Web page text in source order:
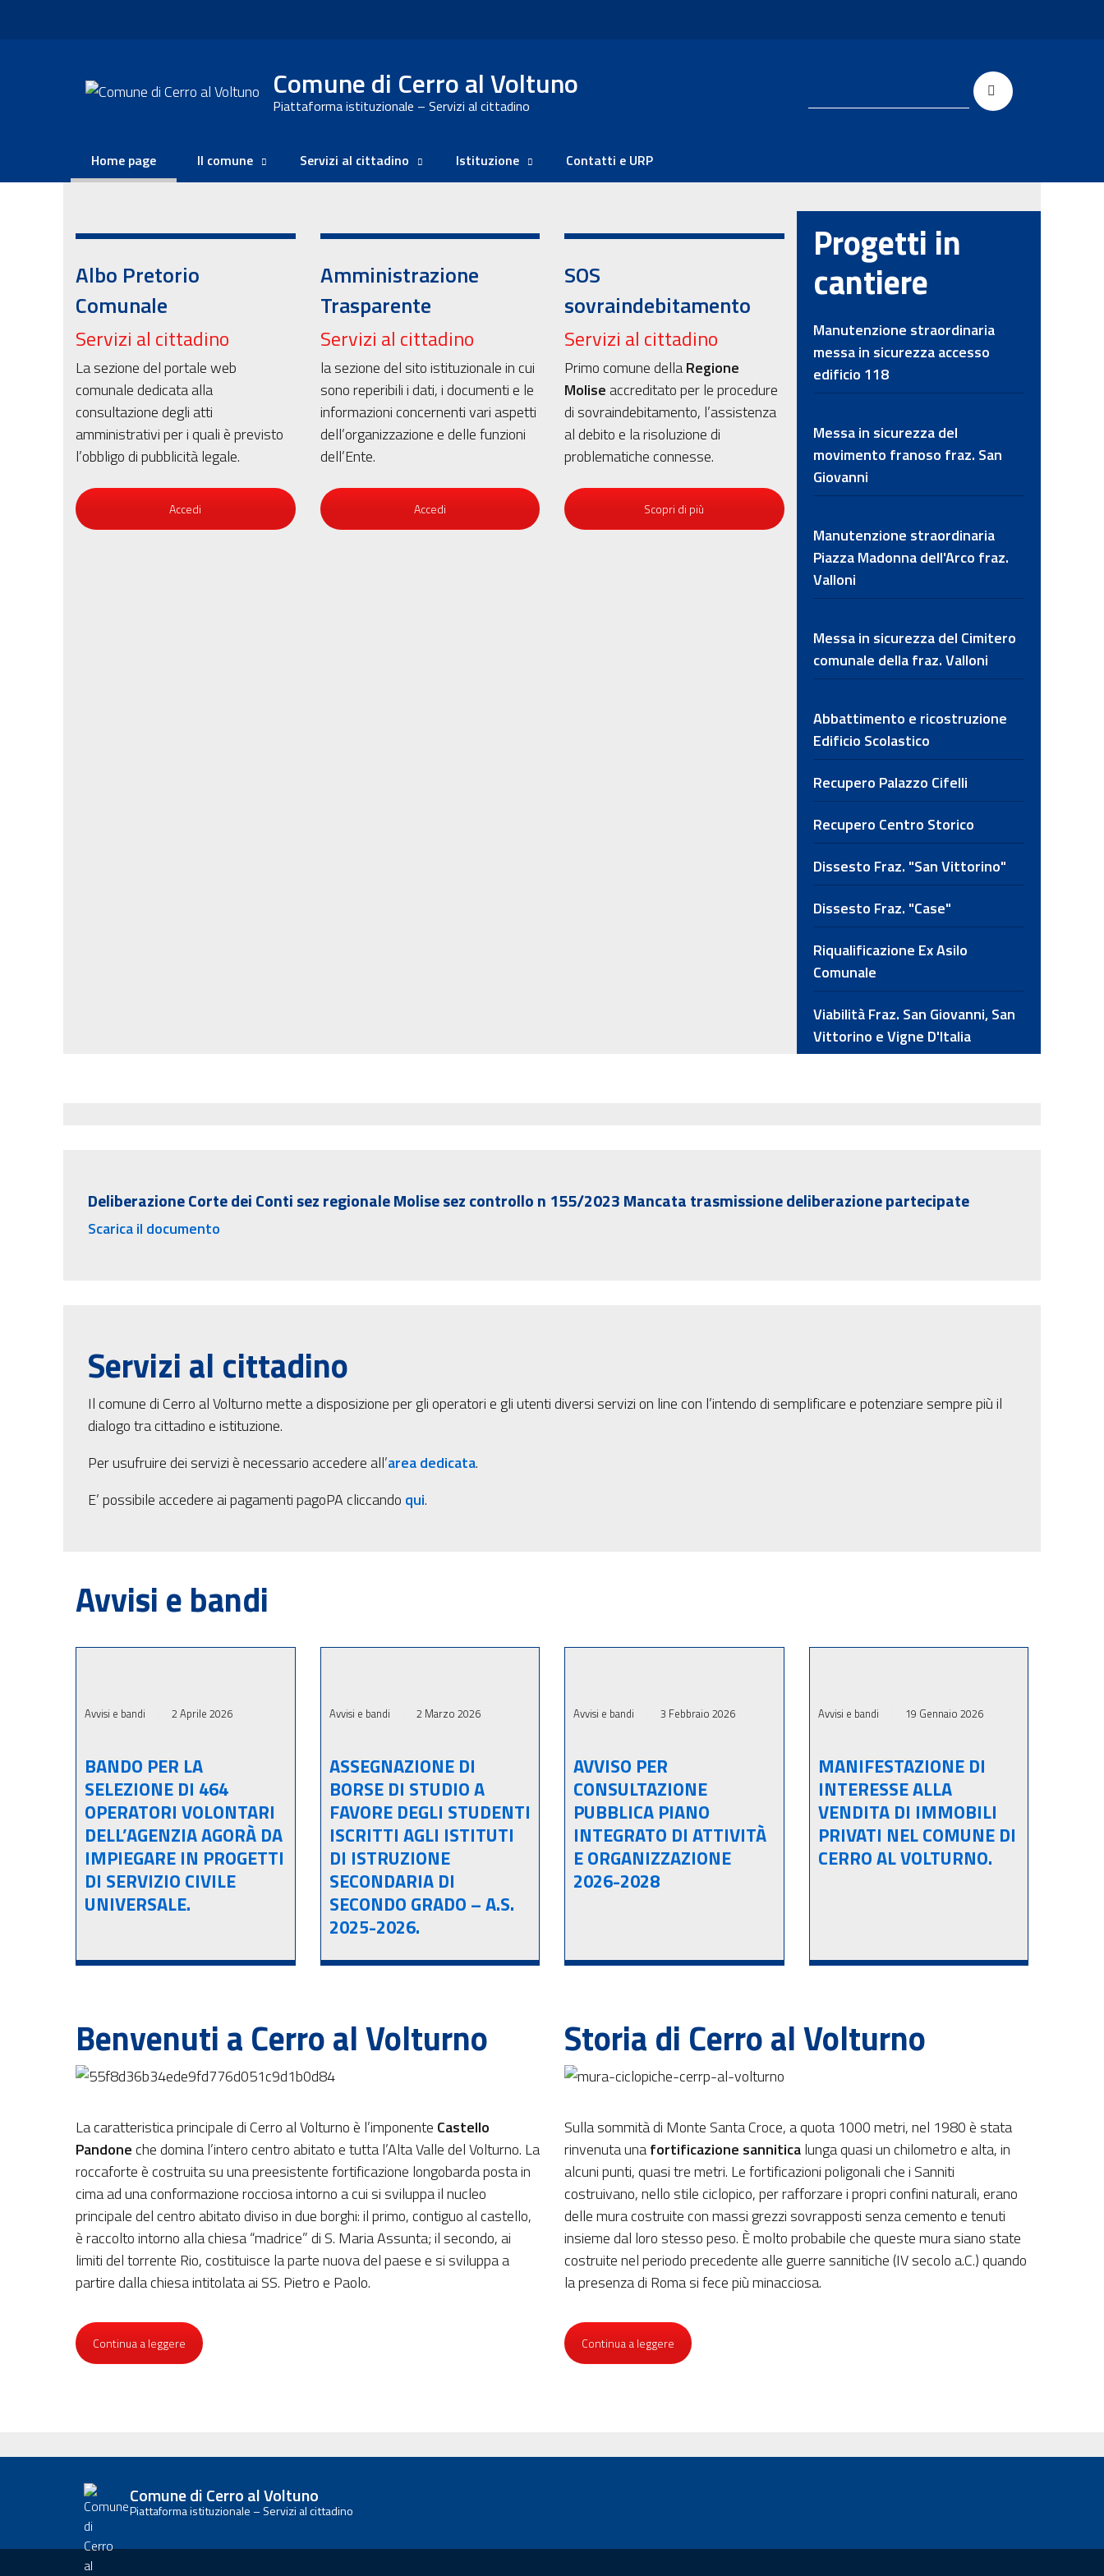
Comune di Cerro al Voltuno
Piattaforma istituzionale – Servizi al cittadino
Home page Il comune Servizi al cittadino Istituzione Contatti e URP
Albo Pretorio
Comunale
Servizi al cittadino
La sezione del portale web
comunale dedicata alla
consultazione degli atti
amministrativi per i quali è previsto
l’obbligo di pubblicità legale.
Accedi
Amministrazione
Trasparente
Servizi al cittadino
la sezione del sito istituzionale in cui
sono reperibili i dati, i documenti e le
informazioni concernenti vari aspetti
dell’organizzazione e delle funzioni
dell’Ente.
Accedi
SOS
sovraindebitamento
Servizi al cittadino
Primo comune dellaRegione
Molise accreditato per le procedure
di sovraindebitamento, l’assistenza
al debito e la risoluzione di
problematiche connesse.
Scopri di più
Progetti in
cantiere
Manutenzione straordinaria
messa in sicurezza accesso
edificio 118
Messa in sicurezza del
movimento franoso fraz. San
Giovanni
Manutenzione straordinaria
Piazza Madonna dell'Arco fraz.
Valloni
Messa in sicurezza del Cimitero
comunale della fraz. Valloni
Abbattimento e ricostruzione
Edificio Scolastico
Recupero Palazzo Cifelli
Recupero Centro Storico
Dissesto Fraz. "San Vittorino"
Dissesto Fraz. "Case"
Riqualificazione Ex Asilo
Comunale
Viabilità Fraz. San Giovanni, San
Vittorino e Vigne D'Italia
Deliberazione Corte dei Conti sez regionale Molise sez controllo n 155/2023 Mancata trasmissione deliberazione partecipate
Scarica il documento
Servizi al cittadino
Il comune di Cerro al Volturno mette a disposizione per gli operatori e gli utenti diversi servizi on line con l’intendo di semplificare e potenziare sempre più il
dialogo tra cittadino e istituzione.
Per usufruire dei servizi è necessario accedere all’area dedicata.
E’ possibile accedere ai pagamenti pagoPA cliccando qui.
Avvisi e bandi
Avvisi e bandi 2 Aprile 2026
BANDO PER LA
SELEZIONE DI 464
OPERATORI VOLONTARI
DELL’AGENZIA AGORÀ DA
IMPIEGARE IN PROGETTI
DI SERVIZIO CIVILE
UNIVERSALE.
Avvisi e bandi 2 Marzo 2026
ASSEGNAZIONE DI
BORSE DI STUDIO A
FAVORE DEGLI STUDENTI
ISCRITTI AGLI ISTITUTI
DI ISTRUZIONE
SECONDARIA DI
SECONDO GRADO – A.S.
2025-2026.
Avvisi e bandi 3 Febbraio 2026
AVVISO PER
CONSULTAZIONE
PUBBLICA PIANO
INTEGRATO DI ATTIVITÀ
E ORGANIZZAZIONE
2026-2028
Avvisi e bandi 19 Gennaio 2026
MANIFESTAZIONE DI
INTERESSE ALLA
VENDITA DI IMMOBILI
PRIVATI NEL COMUNE DI
CERRO AL VOLTURNO.
Benvenuti a Cerro al Volturno
La caratteristica principale di Cerro al Volturno è l’imponente Castello
Pandoneche domina l’intero centro abitato e tutta l’Alta Valle del Volturno. La
roccaforte è costruita su una preesistente fortificazione longobarda posta in
cima ad una conformazione rocciosa intorno a cui si sviluppa il nucleo
principale del centro abitato diviso in due borghi: il primo, contiguo al castello,
è raccolto intorno alla chiesa “madrice” di S. Maria Assunta; il secondo, ai
limiti del torrente Rio, costituisce la parte nuova del paese e si sviluppa a
partire dalla chiesa intitolata ai SS. Pietro e Paolo.
Continua a leggere
Storia di Cerro al Volturno
Sulla sommità di Monte Santa Croce, a quota 1000 metri, nel 1980 è stata
rinvenuta unafortificazione sanniticalunga quasi un chilometro e alta, in
alcuni punti, quasi tre metri. Le fortificazioni poligonali che i Sanniti
costruivano, nello stile ciclopico, per rafforzare i propri confini naturali, erano
delle mura costruite con massi grezzi sovrapposti senza cemento e tenuti
insieme dal loro stesso peso. È molto probabile che queste mura siano state
costruite nel periodo precedente alle guerre sannitiche (IV secolo a.C.) quando
la presenza di Roma si fece più minacciosa.
Continua a leggere
Comune di Cerro al Voltuno
Piattaforma istituzionale – Servizi al cittadino